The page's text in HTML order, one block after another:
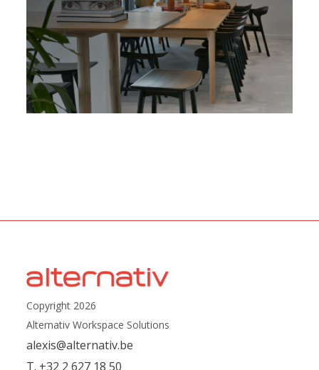
Copyright 2026
Alternativ Workspace Solutions
alexis@alternativ.be
T. +32 2 627 18 50